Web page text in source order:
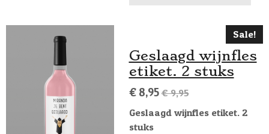
Sale!
Geslaagd wijnfles
etiket. 2 stuks
€ 8,95 € 9,95
Geslaagd wijnfles etiket. 2
stuks